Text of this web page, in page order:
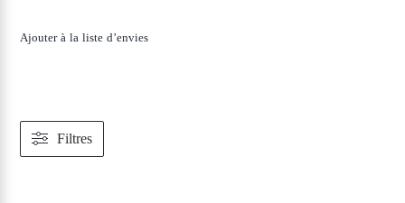
Ajouter à la liste d’envies
Filtres